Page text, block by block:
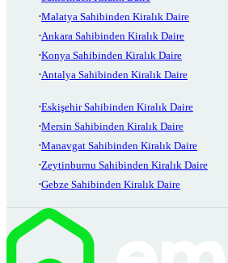
Malatya Sahibinden Kiralık Daire
Ankara Sahibinden Kiralık Daire
Konya Sahibinden Kiralık Daire
Antalya Sahibinden Kiralık Daire
Eskişehir Sahibinden Kiralık Daire
Mersin Sahibinden Kiralık Daire
Manavgat Sahibinden Kiralık Daire
Zeytinburnu Sahibinden Kiralık Daire
Gebze Sahibinden Kiralık Daire